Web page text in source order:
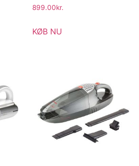
899.00kr.
KØB NU